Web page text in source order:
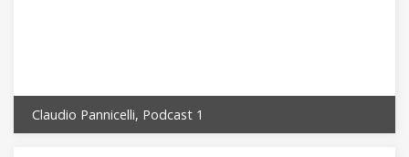
Claudio Pannicelli, Podcast 1